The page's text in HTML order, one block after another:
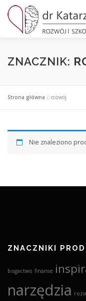
Przejdź
treści
STRONA GŁÓWNA
KONTAKT
ZNACZNIK:
Strona główna »rozwój
Nie znaleziono
ZNACZNIKI
bogactwo finanse
narzędzia